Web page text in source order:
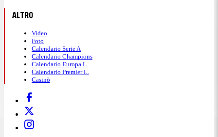
ALTRO
Video
Foto
Calendario Serie A
Calendario Champions
Calendario Europa L.
Calendario Premier L.
Casinò